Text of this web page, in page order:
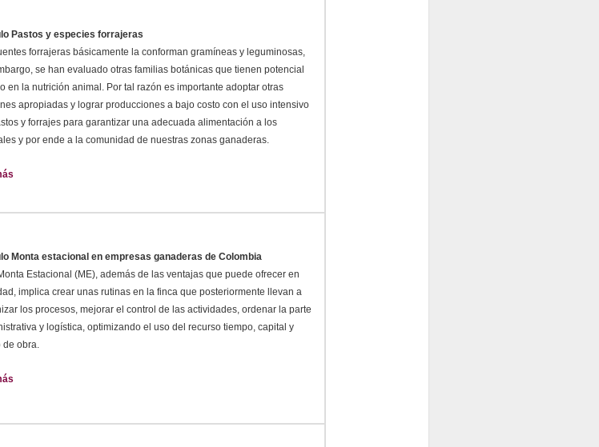
Pastos y especies forrajeras
forrajeras básicamente la conforman gramíneas y leguminosas,
se han evaluado otras familias botánicas que tienen potencial
en la nutrición animal. Por tal razón es importante adoptar otras
apropiadas y lograr producciones a bajo costo con el uso intensivo
y forrajes para garantizar una adecuada alimentación a los
y por ende a la comunidad de nuestras zonas ganaderas.
Monta estacional en empresas ganaderas de Colombia
Estacional (ME), además de las ventajas que puede ofrecer en
implica crear unas rutinas en la finca que posteriormente llevan a
los procesos, mejorar el control de las actividades, ordenar la parte
y logística, optimizando el uso del recurso tiempo, capital y
obra.